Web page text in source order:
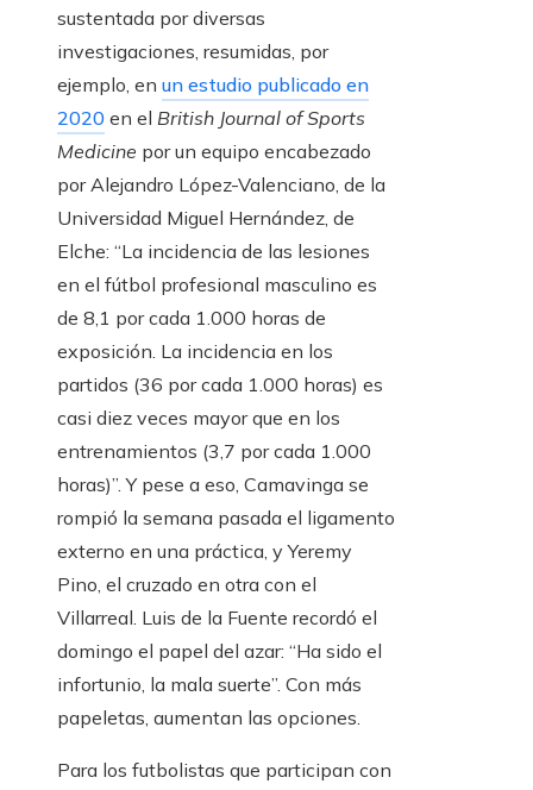
sustentada por diversas
investigaciones, resumidas, por
ejemplo, en un estudio publicado en
2020 en el British Journal of Sports
Medicine por un equipo encabezado
por Alejandro López-Valenciano, de la
Universidad Miguel Hernández, de
Elche: “La incidencia de las lesiones
en el fútbol profesional masculino es
de 8,1 por cada 1.000 horas de
exposición. La incidencia en los
partidos (36 por cada 1.000 horas) es
casi diez veces mayor que en los
entrenamientos (3,7 por cada 1.000
horas)”. Y pese a eso, Camavinga se
rompió la semana pasada el ligamento
externo en una práctica, y Yeremy
Pino, el cruzado en otra con el
Villarreal. Luis de la Fuente recordó el
domingo el papel del azar: “Ha sido el
infortunio, la mala suerte”. Con más
papeletas, aumentan las opciones.
Para los futbolistas que participan con